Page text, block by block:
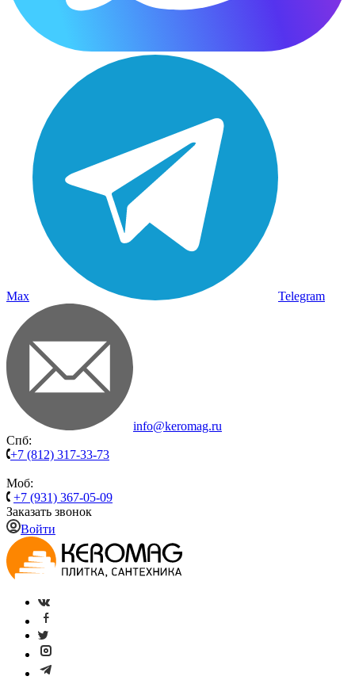
Max Telegram
info@keromag.ru
Спб:
+7 (812) 317-33-73
Моб:
+7 (931) 367-05-09
Заказать звонок
Войти